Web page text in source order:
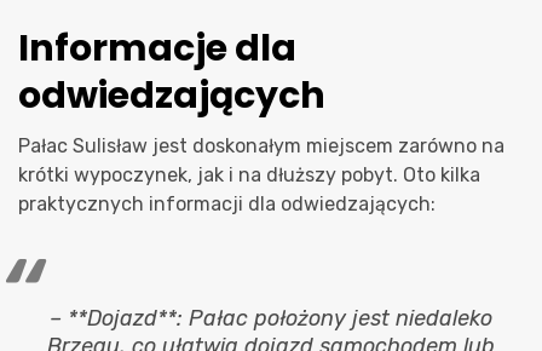
Informacje dla
odwiedzających
Pałac Sulisław jest doskonałym miejscem zarówno na
krótki wypoczynek, jak i na dłuższy pobyt. Oto kilka
praktycznych informacji dla odwiedzających:
– **Dojazd**: Pałac położony jest niedaleko